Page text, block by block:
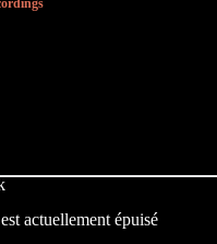
actuellement épuisé